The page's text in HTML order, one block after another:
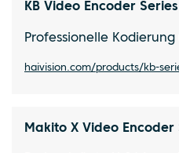
KB Video Encoder Series
Professionelle
haivision.com/products/kb-
Makito X Video Encoder